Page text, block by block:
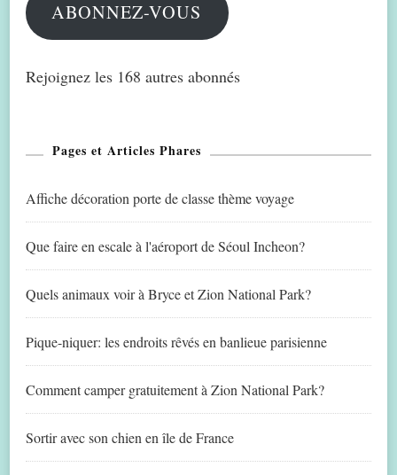
ABONNEZ-VOUS
Rejoignez les 168 autres abonnés
Pages et Articles Phares
Affiche décoration porte de classe thème voyage
Que faire en escale à l'aéroport de Séoul Incheon?
Quels animaux voir à Bryce et Zion National Park?
Pique-niquer: les endroits rêvés en banlieue parisienne
Comment camper gratuitement à Zion National Park?
Sortir avec son chien en île de France